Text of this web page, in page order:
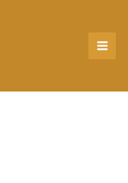
Main